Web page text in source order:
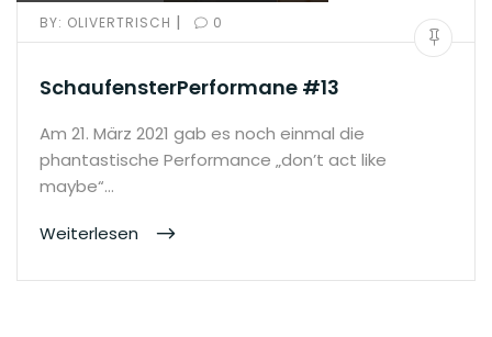
BY: OLIVERTRISCH | 0
SchaufensterPerformane #13
Am 21. März 2021 gab es noch einmal die
phantastische Performance „don’t act like
maybe“…
Weiterlesen